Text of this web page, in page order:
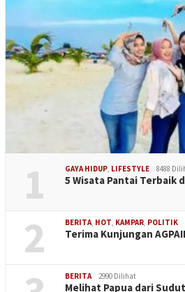
1 GAYA HIDUP LIFESTYLE 8488
5 Wisata Pantai Terbaik
2 BERITA HOT KAMPAR POLITIK
Terima Kunjungan
BERITA 2990 Dilihat
Melihat Papua dari